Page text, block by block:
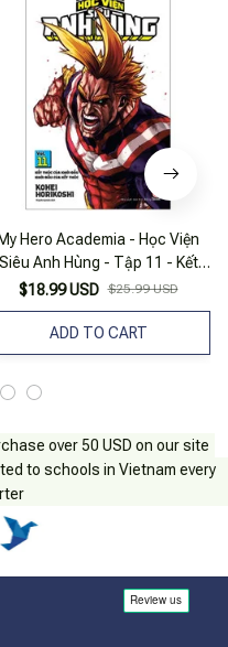
My Hero Academia - Học Viện
Siêu Anh Hùng - Tập 11 - Kết
Thúc Của Khởi Đầu - Khởi Đầu
Kết Thúc (Tái Bản 2022)
$18.99 USD $25.99 USD
ADD TO CART
over 50 USD on our site
to schools in Vietnam every